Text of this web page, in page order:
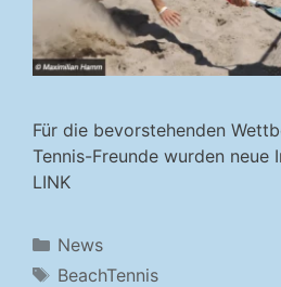
Für die bevorstehenden
Tennis-Freunde wurden
LINK
Kategorien
News
Schlagwörter
BeachTennis